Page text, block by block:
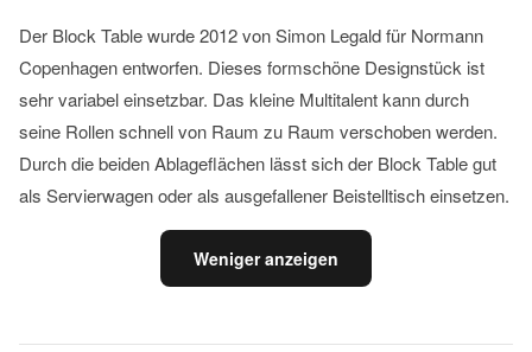
Der Block Table wurde 2012 von Simon Legald für Normann
Copenhagen entworfen. Dieses formschöne Designstück ist
sehr variabel einsetzbar. Das kleine Multitalent kann durch
seine Rollen schnell von Raum zu Raum verschoben werden.
Durch die beiden Ablageflächen lässt sich der Block Table gut
als Servierwagen oder als ausgefallener Beistelltisch einsetzen.
Weniger anzeigen